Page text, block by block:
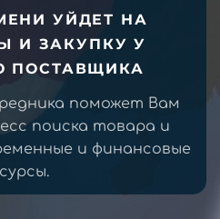
УЙДЕТ НА
И ЗАКУПКУ У
ПОСТАВЩИКА
поможет Вам
поиска товара и
и финансовые